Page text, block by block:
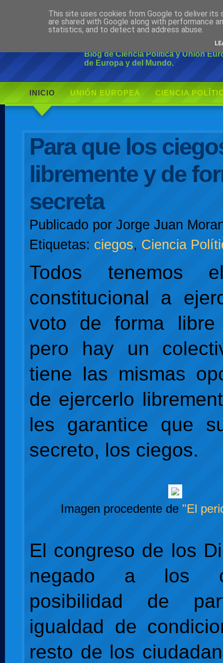
Ciudadano
Blog de Ciencia Política y Unión
de Europa y del Mundo.
INICIO UNIÓN EUROPEA CIENCIA
Para que los
libremente y de
secreta
Publicado por Jorge Juan
Etiquetas: ciegos, Ciencia
Todos tenemos
constitucional a
voto de forma
pero hay un
tiene las mismas
de ejercerlo
les garantice que
secreto, los ciegos.
Imagen procedente de "El
El congreso de los
negado a los
posibilidad de
igualdad de
resto de los
This site uses cookies from Google to deliver its
are shared with Google along with performance
statistics, and to detect and address abuse.